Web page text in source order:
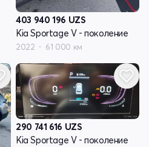
403 940 196 UZS
Kia Sportage V - поколение
2022 61 000 км
290 741 616 UZS
Kia Sportage V - поколение